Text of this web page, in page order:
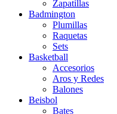
Zapatillas
Badmington
Plumillas
Raquetas
Sets
Basketball
Accesorios
Aros y Redes
Balones
Beisbol
Bates